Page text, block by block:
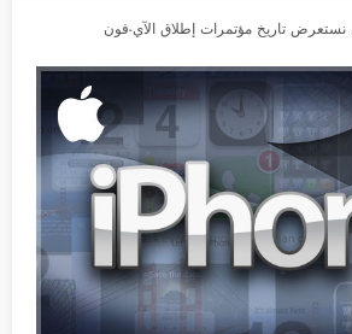
نستعرض تاريخ مؤتمرات إطلاق الآي-فون